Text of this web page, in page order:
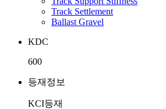
Track Settlement
Ballast Gravel
KDC
600
등재정보
KCI등재